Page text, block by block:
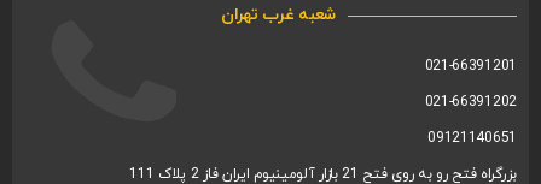
شعبه غرب تهران
021-66391201
021-66391202
09121140651
بزرگراه فتح رو به روی فتح 21 بازار آلومینیوم ایران فاز 2 پلاک 111